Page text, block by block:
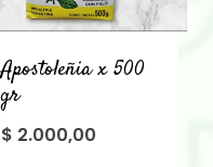
Apostoleñia x 500
gr
$ 2.000,00